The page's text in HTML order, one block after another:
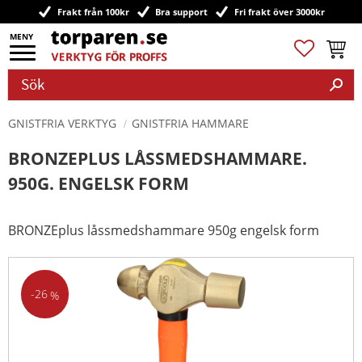
Meny
Frakt från 100kr Bra support Fri frakt över 3000kr
Favoriter
GNISTFRIA VERKTYG GNISTFRIA HAMMARE
BRONZEPLUS LÅSSMEDSHAMMARE.
950G. ENGELSK FORM
BRONZEplus låssmedshammare 950g engelsk form
26%